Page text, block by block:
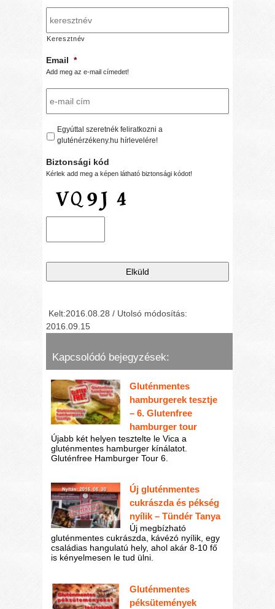
Keresztnév
Email *
Add meg az e-mail címedet!
Egyúttal szeretnék feliratkozni a
gluténérzékeny.hu hírlevelére!
Biztonsági kód
Kérlek add meg a képen látható biztonsági kódot!
Kelt:2016.08.28 / Utolsó módosítás:
2016.09.15
Kapcsolódó bejegyzések:
Gluténmentes
hamburgerek tesztje
– 6. Glutenfree
hamburger tour
Újabb két helyen tesztelte le Vica a
gluténmentes hamburger kínálatot.
Gluténfree Hamburger Tour 6.
Új gluténmentes
cukrászda és pékség
nyílik – Tündér Tanya
Új megbízható
gluténmentes cukrászda, kávézó nyílik, egy
családias hangulatú hely, ahol akár 8-10 fő
is kényelmesen le tud ülni.
Gluténmentes
péksütemények